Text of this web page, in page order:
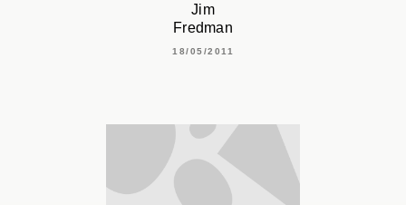
Jim
Fredman
18/05/2011